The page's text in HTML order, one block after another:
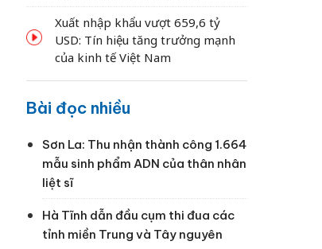
Xuất nhập khẩu vượt 659,6 tỷ
USD: Tín hiệu tăng trưởng mạnh
của kinh tế Việt Nam
Bài đọc nhiều
Sơn La: Thu nhận thành công 1.664
mẫu sinh phẩm ADN của thân nhân
liệt sĩ
Hà Tĩnh dẫn đầu cụm thi đua các
tỉnh miền Trung và Tây nguyên